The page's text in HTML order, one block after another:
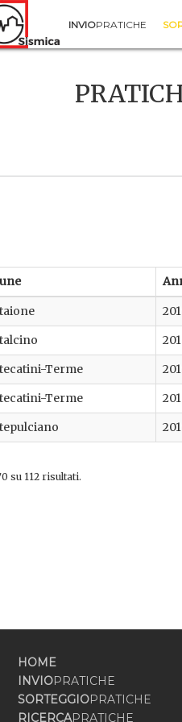
INVIOPRATICHE
Terme
Terme
su 112 risultati.
HOME
INVIOPRATICHE
SORTEGGIOPRATICHE
RICERCAPRATICHE